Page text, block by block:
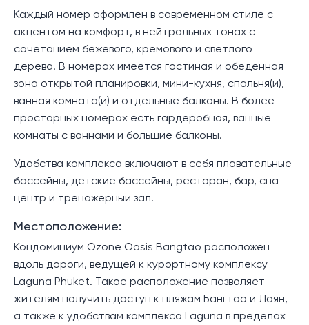
Каждый номер оформлен в современном стиле с
акцентом на комфорт, в нейтральных тонах с
сочетанием бежевого, кремового и светлого
дерева. В номерах имеется гостиная и обеденная
зона открытой планировки, мини-кухня, спальня(и),
ванная комната(и) и отдельные балконы. В более
просторных номерах есть гардеробная, ванные
комнаты с ваннами и большие балконы.
Удобства комплекса включают в себя плавательные
бассейны, детские бассейны, ресторан, бар, спа-
центр и тренажерный зал.
Местоположение:
Кондоминиум Ozone Oasis Bangtao расположен
вдоль дороги, ведущей к курортному комплексу
Laguna Phuket. Такое расположение позволяет
жителям получить доступ к пляжам Бангтао и Лаян,
а также к удобствам комплекса Laguna в пределах